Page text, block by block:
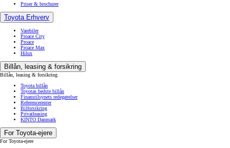
Priser & brochurer
Toyota Erhverv
Varebiler
Proace City
Proace
Proace Max
Hilux
Billån, leasing & forsikring
Billån, leasing & forsikring
Toyota billån
Toyotas bedste billån
Finanstilsynets redegørelser
Referencerenter
Bilforsikring
Privatleasing
KINTO Danmark
For Toyota-ejere
For Toyota-ejere